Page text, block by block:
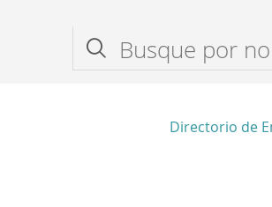
Directorio de